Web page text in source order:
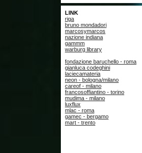
LINK
riga
bruno mondadori
marcosymarcos
nazione indiana
gammm
warburg library
fondazione baruchello - roma
gianluca codeghini
laciecamateria
neon - bologna/milano
careof - milano
francosoffiantino - torino
mudima - milano
luxflux
mlac - roma
gamec - bergamo
mart - trento